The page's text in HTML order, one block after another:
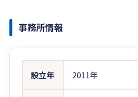
事務所情報
設立年 2011年